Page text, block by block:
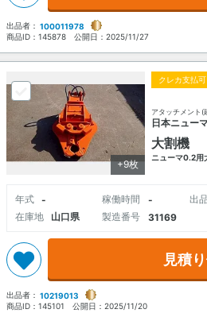
出品者： 100011978
商品ID： 145878 公開日： 2025/11/27
+9枚
クレカ支払可
アタッチメント(
日本ニュー
大割機
ニューマ0.2用
年式 - 稼働時間 - 出
在庫地
山口県 製造番号 31169
見積
出品者： 10219013
商品ID： 145101 公開日： 2025/11/20